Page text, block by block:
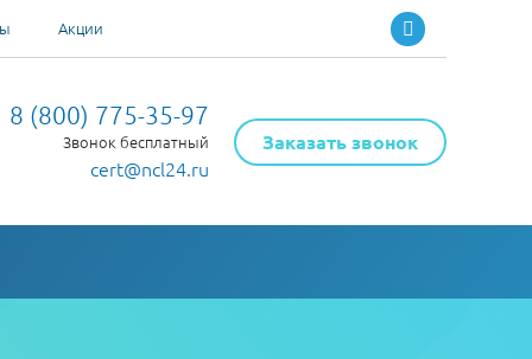
Акции
8 (800) 775-35-97
Звонок бесплатный
cert@ncl24.ru
Заказать звонок